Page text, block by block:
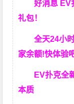
好消息 EV
礼包！
全天24小
家余额!快体验
EV扑克全
本质